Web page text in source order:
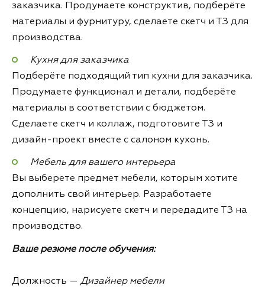
заказчика. Продумаете конструктив, подберёте
материалы и фурнитуру, сделаете скетч и ТЗ для
производства.
Кухня для заказчика
Подберёте подходящий тип кухни для заказчика.
Продумаете функционал и детали, подберёте
материалы в соответствии с бюджетом.
Сделаете скетч и коллаж, подготовите ТЗ и
дизайн-проект вместе с салоном кухонь.
Мебель для вашего интерьера
Вы выберете предмет мебели, которым хотите
дополнить свой интерьер. Разработаете
концепцию, нарисуете скетч и передадите ТЗ на
производство.
Ваше резюме после обучения:
Должность — Дизайнер мебели